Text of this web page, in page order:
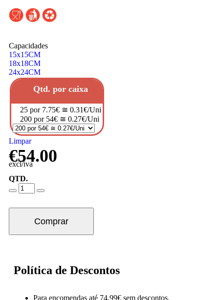
Capacidades
15x15CM
18x18CM
24x24CM
Qtd. por caixa
25 por 7.75€ ≅ 0.31€/Uni
200 por 54€ ≅ 0.27€/Uni
Limpar
€54.00
excl/iva
QTD.
Comprar
Política de Descontos
Para encomendas até 74,99€ sem descontos.